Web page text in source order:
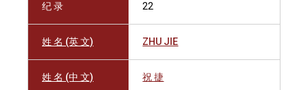
纪 录 22
姓 名 (英 文) ZHU JIE
姓 名 (中 文) 祝 捷